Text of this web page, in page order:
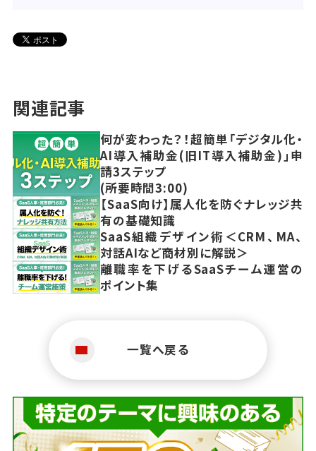
関連記事
何が変わった？！超簡単「デジタル化・
AI導入補助金(旧IT導入補助金)」申
請3ステップ
(所要時間3:00)
【SaaS向け】属人化を防ぐナレッジ共
有の基礎知識
SaaS組織デザイン術＜CRM、MA、
対話AIなど商材別に解説＞
離職率を下げるSaaSチーム運営の
ポイント集
一覧へ戻る